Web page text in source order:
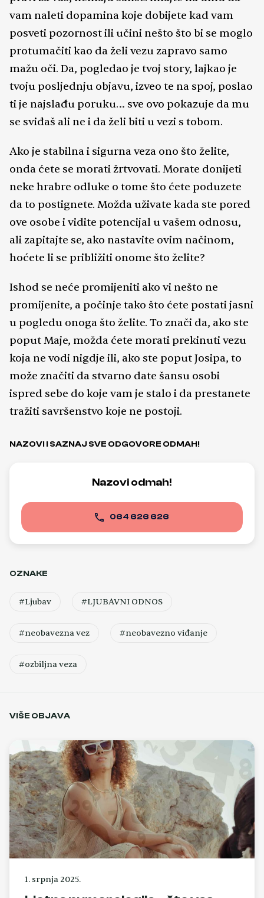
vam naleti dopamina koje dobijete kad vam
posveti pozornost ili učini nešto što bi se moglo
protumačiti kao da želi vezu zapravo samo
mažu oči. Da, pogledao je tvoj story, lajkao je
tvoju posljednju objavu, izveo te na spoj, poslao
ti je najslađu poruku… sve ovo pokazuje da mu
se sviđaš ali ne i da želi biti u vezi s tobom.
Ako je stabilna i sigurna veza ono što želite,
onda ćete se morati žrtvovati. Morate donijeti
neke hrabre odluke o tome što ćete poduzete
da to postignete. Možda uživate kada ste pored
ove osobe i vidite potencijal u vašem odnosu,
ali zapitajte se, ako nastavite ovim načinom,
hoćete li se približiti onome što želite?
Ishod se neće promijeniti ako vi nešto ne
promijenite, a počinje tako što ćete postati jasni
u pogledu onoga što želite. To znači da, ako ste
poput Maje, možda ćete morati prekinuti vezu
koja ne vodi nigdje ili, ako ste poput Josipa, to
može značiti da stvarno date šansu osobi
ispred sebe do koje vam je stalo i da prestanete
tražiti savršenstvo koje ne postoji.
NAZOVI I SAZNAJ SVE ODGOVORE ODMAH!
Nazovi odmah!
064 626 626
OZNAKE
#Ljubav #LJUBAVNI ODNOS
#neobavezna vez #neobavezno viđanje
#ozbiljna veza
VIŠE OBJAVA
1. srpnja 2025.